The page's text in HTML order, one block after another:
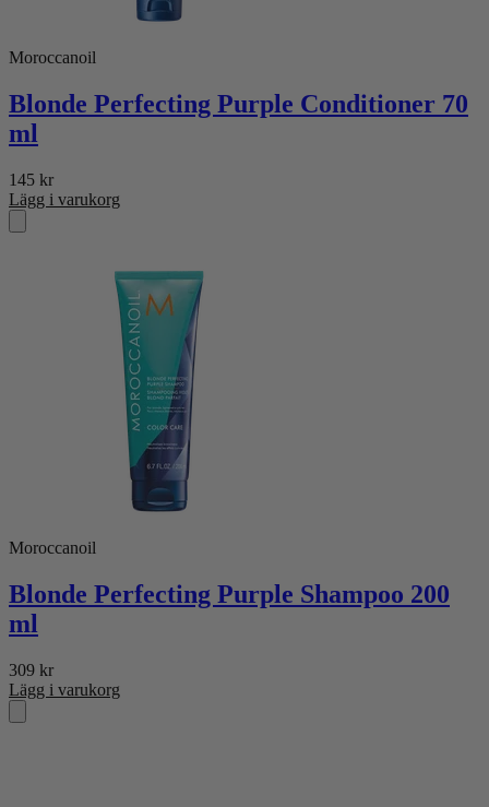
Moroccanoil
Blonde Perfecting Purple Conditioner 70
ml
145 kr
Lägg i varukorg
Moroccanoil
Blonde Perfecting Purple Shampoo 200
ml
309 kr
Lägg i varukorg